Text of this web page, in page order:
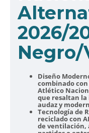
2026/
Negro/
Diseño
combinado
Atlético
que resaltan
audaz y
Tecnología de
reciclado con
de ventilación,